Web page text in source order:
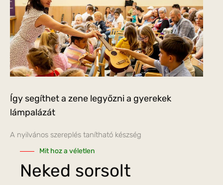
Így segíthet a zene legyőzni a gyerekek
lámpalázát
A nyilvános szereplés tanítható készség
Mit hoz a véletlen
Neked sorsolt